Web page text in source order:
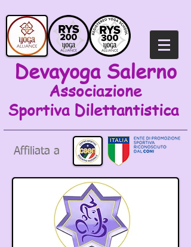
Devayoga Salerno
Associazione
Sportiva Dilettantistica
Affiliata a